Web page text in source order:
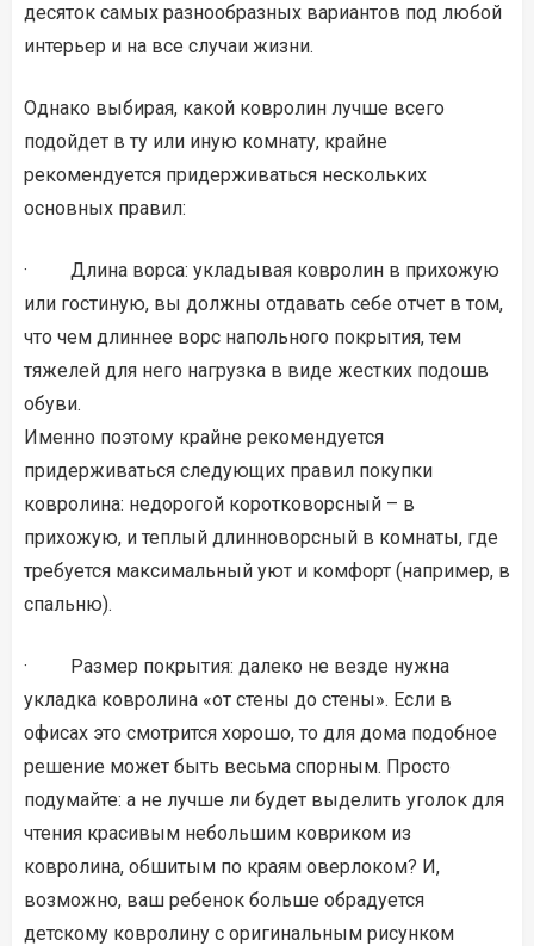
десяток самых разнообразных вариантов под любой
интерьер и на все случаи жизни.
Однако выбирая, какой ковролин лучше всего
подойдет в ту или иную комнату, крайне
рекомендуется придерживаться нескольких
основных правил:
· Длина ворса: укладывая ковролин в прихожую
или гостиную, вы должны отдавать себе отчет в том,
что чем длиннее ворс напольного покрытия, тем
тяжелей для него нагрузка в виде жестких подошв
обуви.
Именно поэтому крайне рекомендуется
придерживаться следующих правил покупки
ковролина: недорогой коротковорсный – в
прихожую, и теплый длинноворсный в комнаты, где
требуется максимальный уют и комфорт (например, в
спальню).
· Размер покрытия: далеко не везде нужна
укладка ковролина «от стены до стены». Если в
офисах это смотрится хорошо, то для дома подобное
решение может быть весьма спорным. Просто
подумайте: а не лучше ли будет выделить уголок для
чтения красивым небольшим ковриком из
ковролина, обшитым по краям оверлоком? И,
возможно, ваш ребенок больше обрадуется
детскому ковролину с оригинальным рисунком